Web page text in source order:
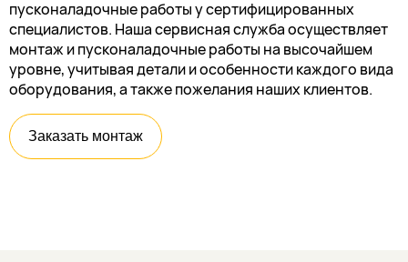
пусконаладочные работы у сертифицированных
специалистов. Наша сервисная служба осуществляет
монтаж и пусконаладочные работы на высочайшем
уровне, учитывая детали и особенности каждого вида
оборудования, а также пожелания наших клиентов.
Заказать монтаж